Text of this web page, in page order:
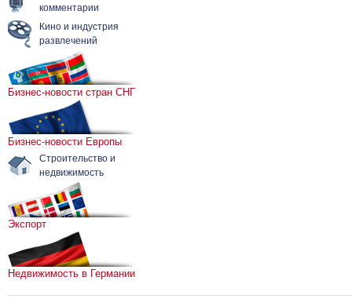
комментарии
Кино и индустрия
развлечений
Бизнес-новости стран СНГ
Бизнес-новости Европы
Строительство и
недвижимость
Экспорт
Недвижимость в Германии